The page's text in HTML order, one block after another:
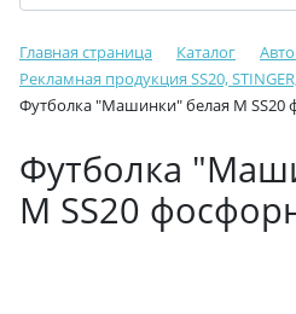
Главная страница Каталог
Рекламная продукция SS20,
Футболка "Машинки" белая M SS20
Футболка
M SS20